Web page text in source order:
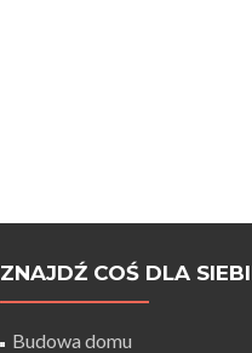
ZNAJDŹ COŚ DLA
Budowa domu